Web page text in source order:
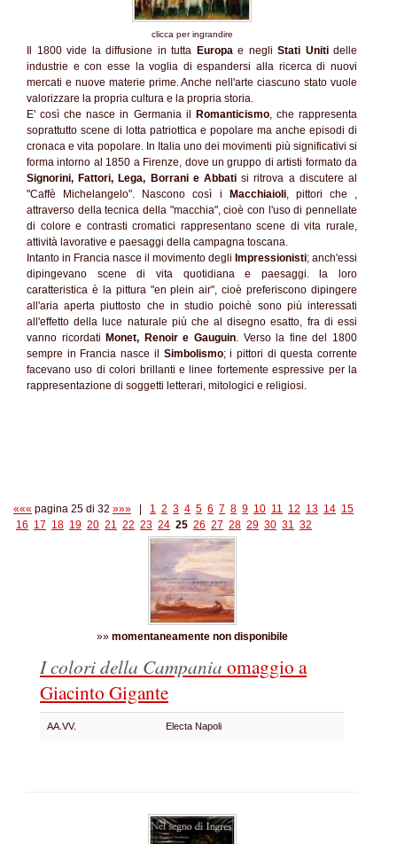
clicca per ingrandire
Il 1800 vide la diffusione in tutta Europae negli Stati Unitidelle
industrie e con esse la voglia di espandersi alla ricerca di nuovi
mercati e nuove materie prime. Anche nell'arte ciascuno stato vuole
valorizzare la propria cultura e la propria storia.
E' così che nasce in Germania il
Romanticismo, che rappresenta
soprattutto scene di lotta patriottica e popolare ma anche episodi di
cronaca e vita popolare. In Italia uno dei movimenti più significativi si
forma intorno al 1850 a Firenze, dove un gruppo di artisti formato da
Signorini, Fattori, Lega, Borrani e Abbati si ritrova a discutere al
"Caffè Michelangelo". Nascono così i
Macchiaioli, pittori che ,
attraverso della tecnica della "macchia", cioè con l'uso di pennellate
di colore e contrasti cromatici rappresentano scene di vita rurale,
attività lavorative e paesaggi della campagna toscana.
Intanto in Francia nasce il movimento degli Impressionisti; anch'essi
dipingevano scene di vita quotidiana e paesaggi. la loro
caratteristica è la pittura "en plein air", cioè preferiscono dipingere
all'aria aperta piuttosto che in studio poichè sono più interessati
all'effetto della luce naturale più che al disegno esatto, fra di essi
vanno ricordati Monet, Renoir e Gauguin. Verso la fine del 1800
sempre in Francia nasce il Simbolismo; i pittori di questa corrente
facevano uso di colori brillanti e linee fortemente espressive per la
rappresentazione di soggetti letterari, mitologici e religiosi.
««« pagina 25 di 32 »»» 1 2 3 4 5 6 7 8 9 10 11 12 13 14 15
16 17 18 19 20 21 22 23 24 25 26 27 28 29 30 31 32
»» momentaneamente non disponibile
I colori della Campania omaggio a
Giacinto Gigante
AA.VV. Electa Napoli